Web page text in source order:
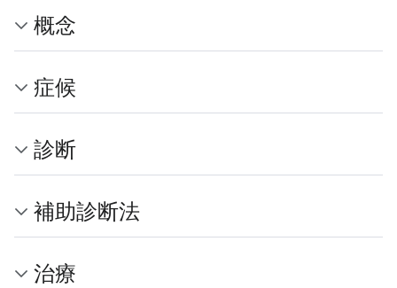
概念
症候
診断
補助診断法
治療